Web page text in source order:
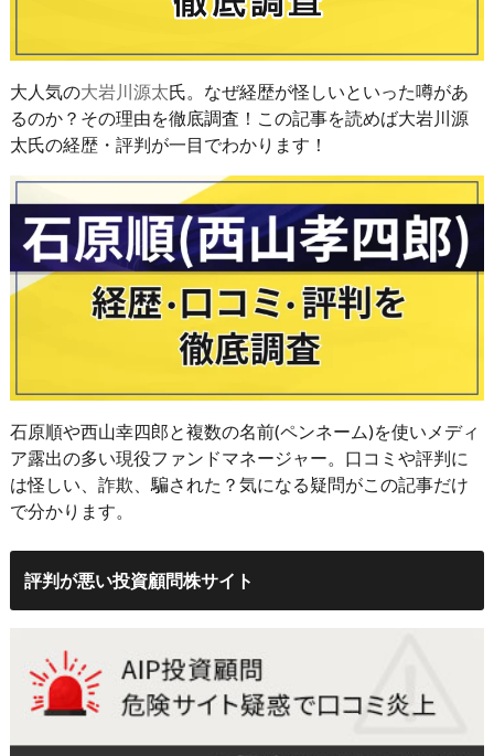
大人気の大岩川源太氏。なぜ経歴が怪しいといった噂があ
るのか？その理由を徹底調査！この記事を読めば大岩川源
太氏の経歴・評判が一目でわかります！
石原順や西山幸四郎と複数の名前(ペンネーム)を使いメディ
ア露出の多い現役ファンドマネージャー。口コミや評判に
は怪しい、詐欺、騙された？気になる疑問がこの記事だけ
で分かります。
評判が悪い投資顧問株サイト